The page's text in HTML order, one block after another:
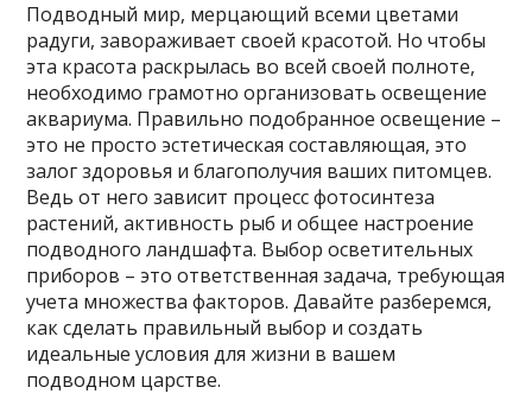
Подводный мир, мерцающий всеми цветами
радуги, завораживает своей красотой. Но чтобы
эта красота раскрылась во всей своей полноте,
необходимо грамотно организовать освещение
аквариума. Правильно подобранное освещение –
это не просто эстетическая составляющая, это
залог здоровья и благополучия ваших питомцев.
Ведь от него зависит процесс фотосинтеза
растений, активность рыб и общее настроение
подводного ландшафта. Выбор осветительных
приборов – это ответственная задача, требующая
учета множества факторов. Давайте разберемся,
как сделать правильный выбор и создать
идеальные условия для жизни в вашем
подводном царстве.